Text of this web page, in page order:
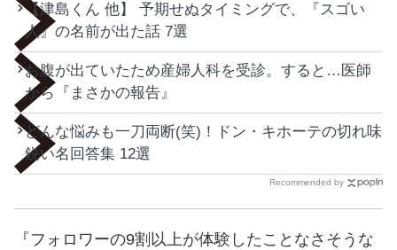
【津島くん 他】 予期せぬタイミングで、『スゴい
人』の名前が出た話 7選
お腹が出ていたため産婦人科を受診。すると…医師
から『まさかの報告』
どんな悩みも一刀両断(笑)！ドン・キホーテの切れ味
鋭い名回答集 12選
Recommended by
『フォロワーの9割以上が体験したことなさそうな